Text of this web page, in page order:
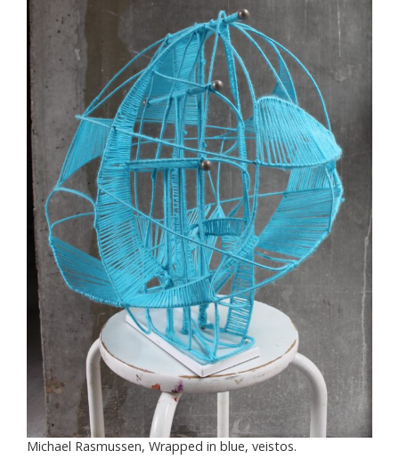
Michael Rasmussen, Wrapped in blue, veistos.